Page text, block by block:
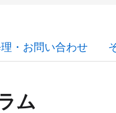
・お問い合わせ
ム